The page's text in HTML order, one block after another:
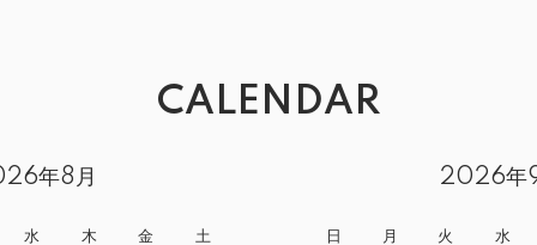
CALENDAR
年8月
水 木 金 土
2026年
日 月 火 水